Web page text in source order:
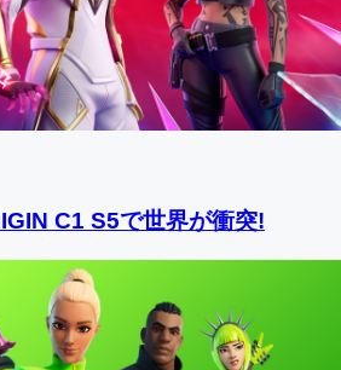
C1 S5で世界が衝突!